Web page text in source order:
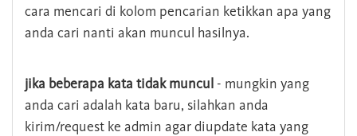
cara mencari di kolom pencarian ketikkan apa yang
anda cari nanti akan muncul hasilnya.
jika beberapa kata tidak muncul - mungkin yang
anda cari adalah kata baru, silahkan anda
kirim/request ke admin agar diupdate kata yang